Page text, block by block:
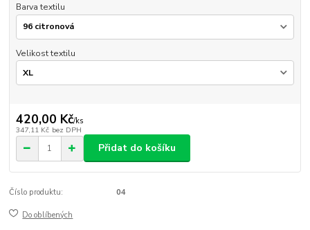
Barva textilu
Velikost textilu
420,00 Kč/ks
347,11 Kč bez DPH
Přidat do košíku
Číslo produktu: 04
Do oblíbených